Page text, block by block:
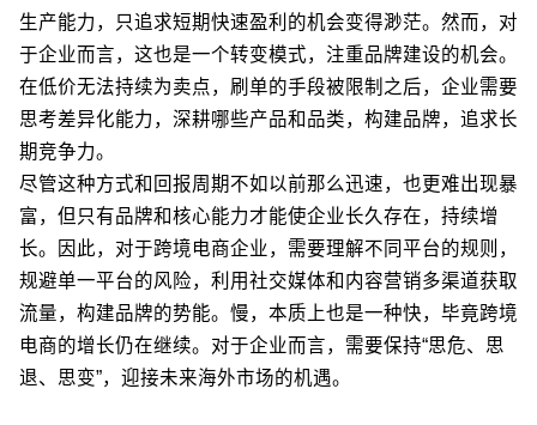
生产能力，只追求短期快速盈利的机会变得渺茫。然而，对
于企业而言，这也是一个转变模式，注重品牌建设的机会。
在低价无法持续为卖点，刷单的手段被限制之后，企业需要
思考差异化能力，深耕哪些产品和品类，构建品牌，追求长
期竞争力。
尽管这种方式和回报周期不如以前那么迅速，也更难出现暴
富，但只有品牌和核心能力才能使企业长久存在，持续增
长。因此，对于跨境电商企业，需要理解不同平台的规则，
规避单一平台的风险，利用社交媒体和内容营销多渠道获取
流量，构建品牌的势能。慢，本质上也是一种快，毕竟跨境
电商的增长仍在继续。对于企业而言，需要保持“思危、思
退、思变”，迎接未来海外市场的机遇。